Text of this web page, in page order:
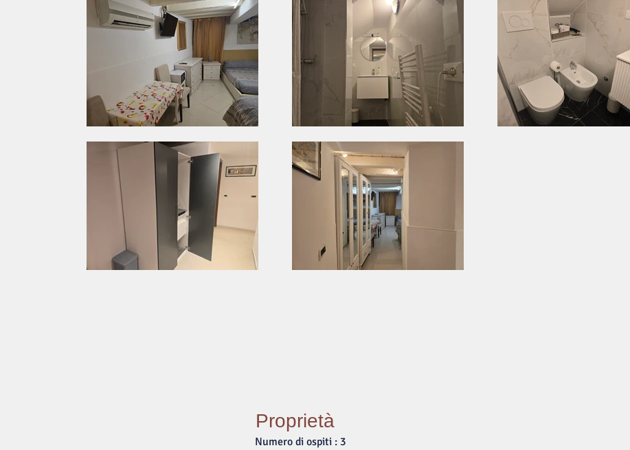
Proprietà
Numero di ospiti : 3